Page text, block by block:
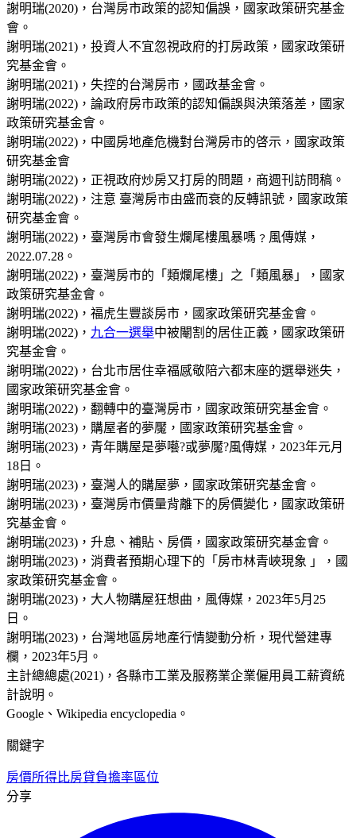
謝明瑞(2020)，台灣房市政策的認知偏誤，國家政策研究基金
會。
謝明瑞(2021)，投資人不宜忽視政府的打房政策，國家政策研
究基金會。
謝明瑞(2021)，失控的台灣房市，國政基金會。
謝明瑞(2022)，論政府房市政策的認知偏誤與決策落差，國家
政策研究基金會。
謝明瑞(2022)，中國房地產危機對台灣房市的啓示，國家政策
研究基金會
謝明瑞(2022)，正視政府炒房又打房的問題，商週刊訪問稿。
謝明瑞(2022)，注意 臺灣房市由盛而衰的反轉訊號，國家政策
研究基金會。
謝明瑞(2022)，臺灣房市會發生爛尾樓風暴嗎﹖風傳媒，
2022.07.28。
謝明瑞(2022)，臺灣房市的「類爛尾樓」之「類風暴」，國家
政策研究基金會。
謝明瑞(2022)，福虎生豐談房市，國家政策研究基金會。
謝明瑞(2022)， 九合一選舉中被閹割的居住正義，國家政策研
究基金會。
謝明瑞(2022)，台北市居住幸福感敬陪六都末座的選舉迷失，
國家政策研究基金會。
謝明瑞(2022)，翻轉中的臺灣房市，國家政策研究基金會。
謝明瑞(2023)，購屋者的夢魘，國家政策研究基金會。
謝明瑞(2023)，青年購屋是夢囈?或夢魘?風傳媒，2023年元月
18日。
謝明瑞(2023)，臺灣人的購屋夢，國家政策研究基金會。
謝明瑞(2023)，臺灣房市價量背離下的房價變化，國家政策研
究基金會。
謝明瑞(2023)，升息、補貼、房價，國家政策研究基金會。
謝明瑞(2023)，消費者預期心理下的「房市林青峽現象 」，國
家政策研究基金會。
謝明瑞(2023)，大人物購屋狂想曲，風傳媒，2023年5月25
日。
謝明瑞(2023)，台灣地區房地產行情變動分析，現代營建專
欄，2023年5月。
主計總總處(2021)，各縣市工業及服務業企業僱用員工薪資統
計說明。
Google、Wikipedia encyclopedia。
關鍵字
房價所得比房貸負擔率區位
分享